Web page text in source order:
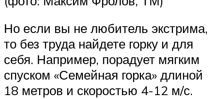
Но если вы не любитель экстрима,
то без труда найдете горку и для
себя. Например, порадует мягким
спуском «Семейная горка» длиной
18 метров и скоростью 4-12 м/с.